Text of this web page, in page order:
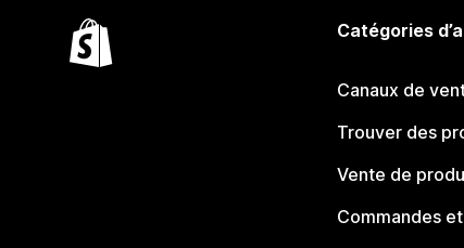
Catégories
Canaux de
Trouver des
Vente de
Commandes